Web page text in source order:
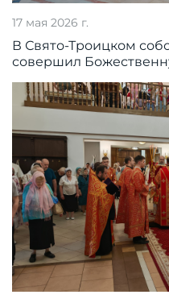
17 мая 2026 г.
В Свято-Троицком
совершил